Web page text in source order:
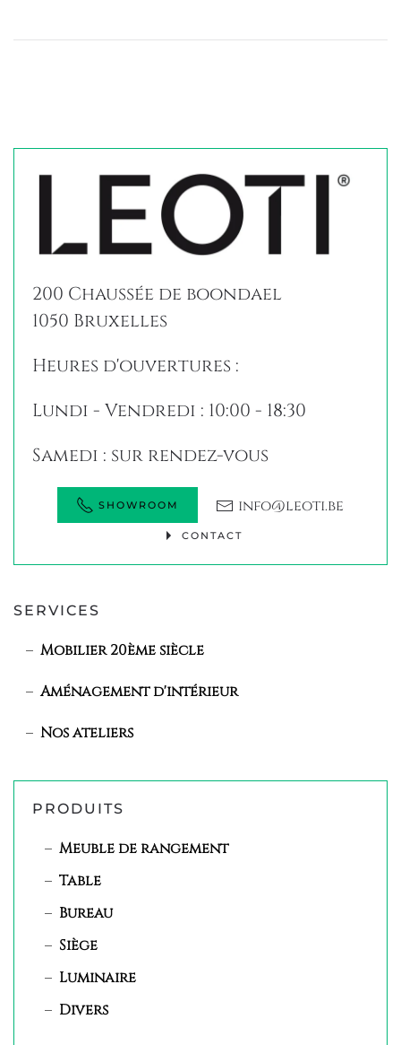
200 Chaussée de boondael
1050 Bruxelles
Heures d'ouvertures :
Lundi - Vendredi : 10:00 - 18:30
Samedi : sur rendez-vous
SHOWROOM info@leoti.be
CONTACT
SERVICES
Mobilier 20ème siècle
Aménagement d'intérieur
Nos ateliers
PRODUITS
Meuble de rangement
Table
Bureau
Siège
Luminaire
Divers